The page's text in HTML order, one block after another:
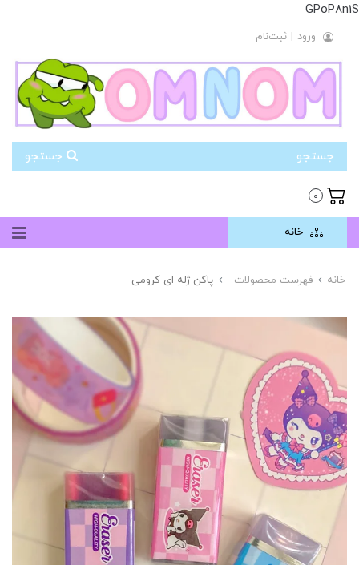
GPoP8n1S
ورود | ثبت‌نام
0
خانه
خانه فهرست محصولات پاکن ژله ای کرومی